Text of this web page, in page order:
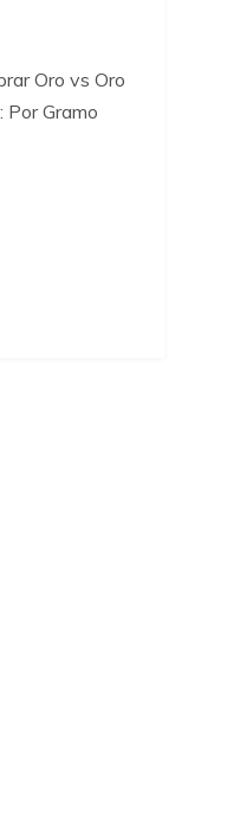
Oro vs Oro
Gramo